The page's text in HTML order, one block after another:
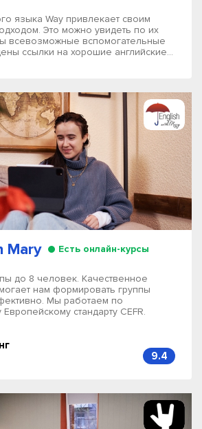
языка Way привлекает своим
Это можно увидеть по их
всевозможные вспомогательные
ссылки на хорошие английские...
Mary Есть онлайн-курсы
до 8 человек. Качественное
нам формировать группы
Мы работаем по
стандарту CEFR.
9.4